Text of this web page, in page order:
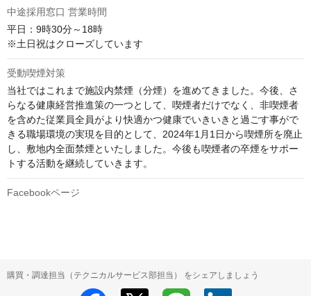
中途採用窓口 営業時間
平日：9時30分～18時
※土日祝はクローズしています
受動喫煙対策
当社ではこれまで施設内禁煙（分煙）を進めてきました。今後、さ
らなる健康経営推進策の一つとして、喫煙者だけでなく、非喫煙者
を含めた従業員全員がより快適かつ健康でいきいきと過ごす事がで
きる職場環境の実現を目的として、2024年1月1日から喫煙所を廃止
し、敷地内全面禁煙といたしました。今後も喫煙者の卒煙をサポー
トする活動を継続していきます。
Facebookページ
購買・調達担当（テクニカルサービス部担当） をシェアしましょう